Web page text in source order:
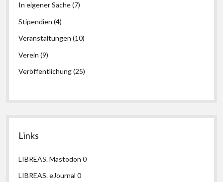
In eigener Sache(7)
Stipendien (4)
Veranstaltungen (10)
Verein (9)
Veröffentlichung(25)
Links
LIBREAS. Mastodon 0
LIBREAS. eJournal 0